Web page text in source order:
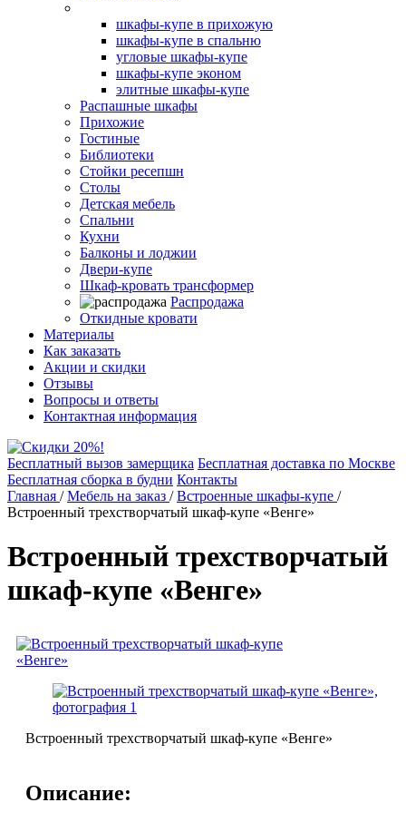
шкафы-купе в прихожую
шкафы-купе в спальню
угловые шкафы-купе
шкафы-купе эконом
элитные шкафы-купе
Распашные шкафы
Прихожие
Гостиные
Библиотеки
Стойки ресепшн
Столы
Детская мебель
Спальни
Кухни
Балконы и лоджии
Двери-купе
Шкаф-кровать трансформер
Распродажа
Откидные кровати
Материалы
Как заказать
Акции и скидки
Отзывы
Вопросы и ответы
Контактная информация
Бесплатный вызов замерщика Бесплатная доставка по Москве
Бесплатная сборка в будни Контакты
Главная /Мебель на заказ /Встроенные шкафы-купе /
Встроенный трехстворчатый шкаф-купе «Венге»
Встроенный трехстворчатый
шкаф-купе «Венге»
Встроенный трехстворчатый шкаф-купе «Венге»
Описание: